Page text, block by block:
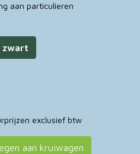
aan particulieren
zwart
exclusief btw
aan kruiwagen